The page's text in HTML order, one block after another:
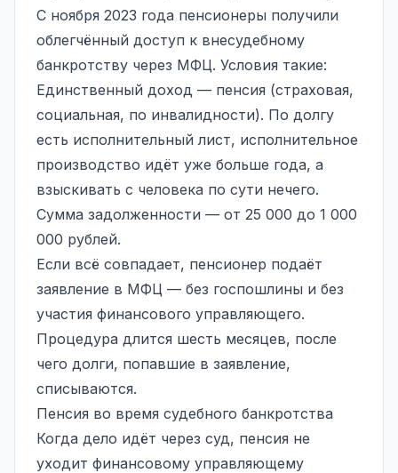
С ноября 2023 года пенсионеры получили
облегчённый доступ к внесудебному
банкротству через МФЦ. Условия такие:
Единственный доход — пенсия (страховая,
социальная, по инвалидности). По долгу
есть исполнительный лист, исполнительное
производство идёт уже больше года, а
взыскивать с человека по сути нечего.
Сумма задолженности — от 25 000 до 1 000
000 рублей.
Если всё совпадает, пенсионер подаёт
заявление в МФЦ — без госпошлины и без
участия финансового управляющего.
Процедура длится шесть месяцев, после
чего долги, попавшие в заявление,
списываются.
Пенсия во время судебного банкротства
Когда дело идёт через суд, пенсия не
уходит финансовому управляющему